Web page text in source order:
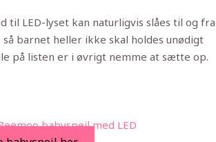
til LED-lyset kan naturligvis slåes til og fra
så barnet heller ikke skal holdes unødigt
på listen er i øvrigt nemme at sætte op.